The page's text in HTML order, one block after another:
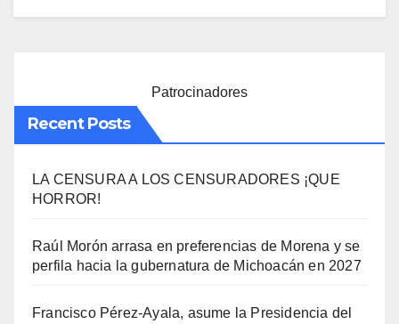
Patrocinadores
Recent Posts
LA CENSURA A LOS CENSURADORES ¡QUE
HORROR!
Raúl Morón arrasa en preferencias de Morena y se
perfila hacia la gubernatura de Michoacán en 2027
Francisco Pérez-Ayala, asume la Presidencia del